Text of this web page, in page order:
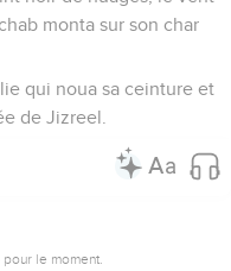
du pays et leur dit :
homme nous veut du
femmes et mes
ne lui ai rien refusé ! »
à Achab : « Ne
que tu as réclamé à ton